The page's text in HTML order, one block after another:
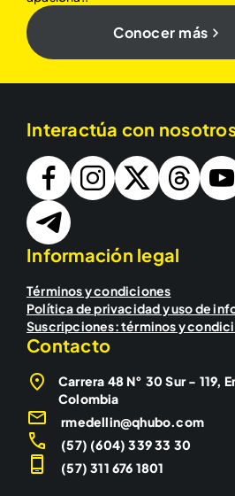
Conocer más
Interactúa con
Información legal
Términos y condiciones
Política de privacidad y uso de
Suscripciones: términos y
Contacto
Carrera 48 N° 30 Sur - 119,
Colombia
rmedellin@qhubo.com
(57) (604) 339 33 30
(57) 311 676 1801